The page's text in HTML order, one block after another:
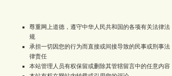
尊重网上道德，遵守中华人民共和国的各项有关法律法
规
承担一切因您的行为而直接或间接导致的民事或刑事法
律责任
本站管理人员有权保留或删除其管辖留言中的任意内容